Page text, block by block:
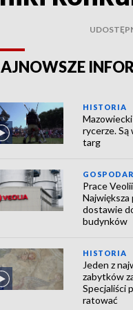
HISTORIA
rycerze. Są
targ
Prace
dostawie
budynków
HISTORIA
Jeden z
zabytków
Specjaliści
ratować